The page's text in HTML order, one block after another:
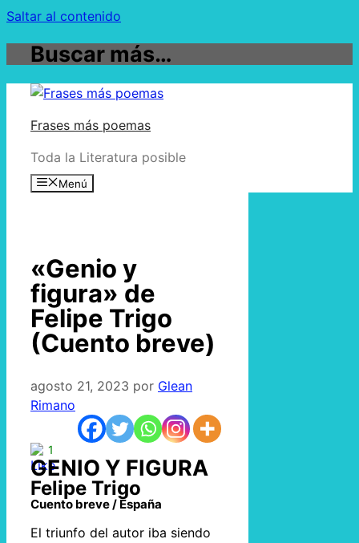
Saltar al contenido
Buscar más…
Frases más poemas
Toda la Literatura posible
Menú
«Genio y
figura» de
Felipe Trigo
(Cuento breve)
agosto 21, 2023 por Glean
Rimano
1
GENIO Y FIGURA
Felipe Trigo
Cuento breve / España
El triunfo del autor iba siendo